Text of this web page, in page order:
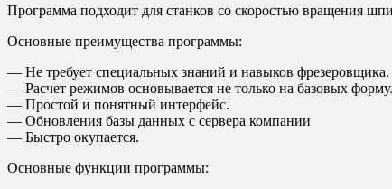
Программа подходит для станков со скоростью вращения
Основные преимущества программы:
— Не требует специальных знаний и навыков фрезеровщика.
— Расчет режимов основывается не только на базовых
— Простой и понятный интерфейс.
— Обновления базы данных с сервера компании
— Быстро окупается.
Основные функции программы: